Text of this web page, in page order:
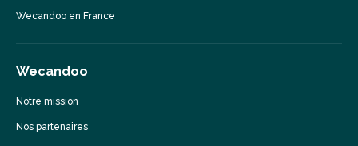
Wecandoo en France
Wecandoo
Notre mission
Nos partenaires